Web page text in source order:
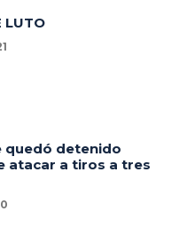
LUTO
quedó detenido
atacar a tiros a tres